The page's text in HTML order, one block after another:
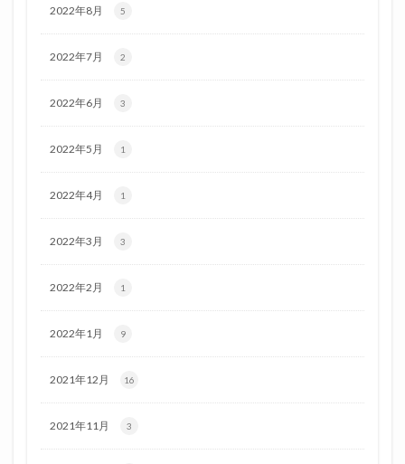
2022年8月 5
2022年7月 2
2022年6月 3
2022年5月 1
2022年4月 1
2022年3月 3
2022年2月 1
2022年1月 9
2021年12月 16
2021年11月 3